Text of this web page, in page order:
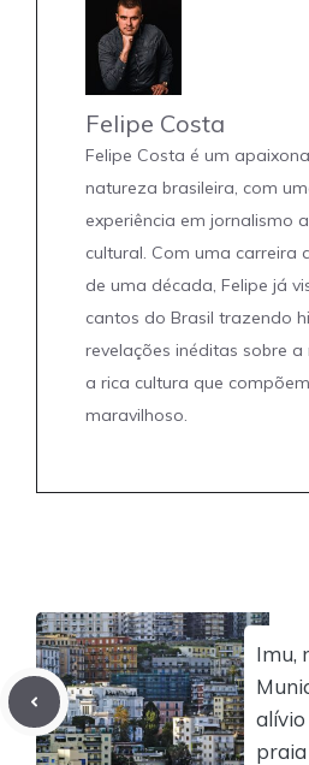
Felipe Costa
Felipe Costa é um
natureza brasileira, com
experiência em jornalismo
cultural. Com uma carreira
de uma década, Felipe já
cantos do Brasil trazendo
revelações inéditas sobre a
a rica cultura que
maravilhoso.
Imu,
alívio
praia